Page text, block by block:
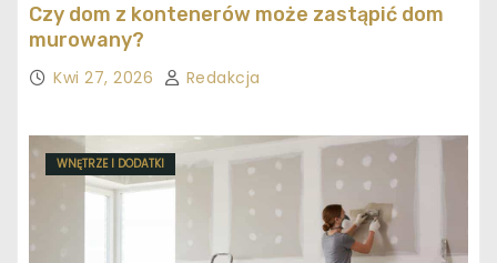
Czy dom z kontenerów może zastąpić dom
murowany?
Kwi 27, 2026 Redakcja
WNĘTRZE I DODATKI